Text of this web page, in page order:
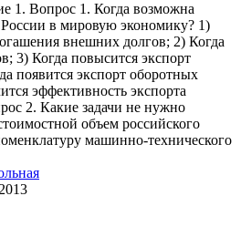
1. Вопрос 1. Когда возможна
в мировую экономику? 1)
внешних долгов; 2) Когда
3) Когда повысится экспорт
появится экспорт оборотных
эффективность экспорта
2. Какие задачи не нужно
объем российского
машинно-технического